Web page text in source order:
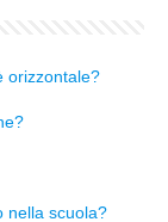
orizzontale?
nella scuola?